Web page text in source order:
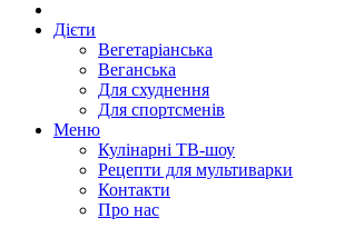
Дієти
Вегетаріанська
Веганська
Для схуднення
Для спортсменів
Меню
Кулінарні ТВ-шоу
Рецепти для мультиварки
Контакти
Про нас